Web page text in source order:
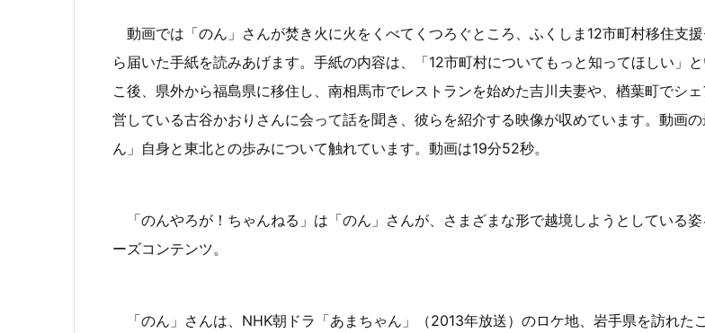
動画では「のん」さんが焚き火に火をくべてくつろぐところ、ふくしま12市町村移住支
ら届いた手紙を読みあげます。手紙の内容は、「12市町村についてもっと知ってほしい」
こ後、県外から福島県に移住し、南相馬市でレストランを始めた吉川夫妻や、楢葉町でシ
営している古谷かおりさんに会って話を聞き、彼らを紹介する映像が収めています。動画
ん」自身と東北との歩みについて触れています。動画は19分52秒。
「のんやろが！ちゃんねる」は「のん」さんが、さまざまな形で越境しようとしている姿
ーズコンテンツ。
「のん」さんは、NHK朝ドラ「あまちゃん」（2013年放送）のロケ地、岩手県を訪れた